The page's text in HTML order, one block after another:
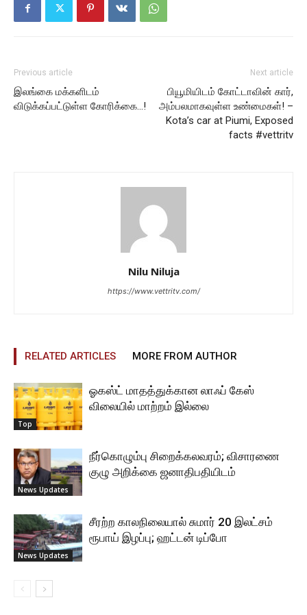
Previous article
இலங்கை மக்களிடம்
விடுக்கப்பட்டுள்ள கோரிக்கை…!
Next article
பியூமியிடம் கோட்டாவின் கார்,
அம்பலமாகவுள்ள உண்மைகள்! –
Kota’s car at Piumi, Exposed
facts #vettritv
Nilu Niluja
https://www.vettritv.com/
RELATED ARTICLES MORE FROM AUTHOR
Top
ஓகஸ்ட் மாதத்துக்கான லாஃப் கேஸ்
விலையில் மாற்றம் இல்லை
News Updates
நீர்கொழும்பு சிறைக்கலவரம்; விசாரணை
குழு அறிக்கை ஜனாதிபதியிடம்
News Updates
சீரற்ற காலநிலையால் சுமார் 20 இலட்சம்
ரூபாய் இழப்பு; ஹட்டன் டிப்போ